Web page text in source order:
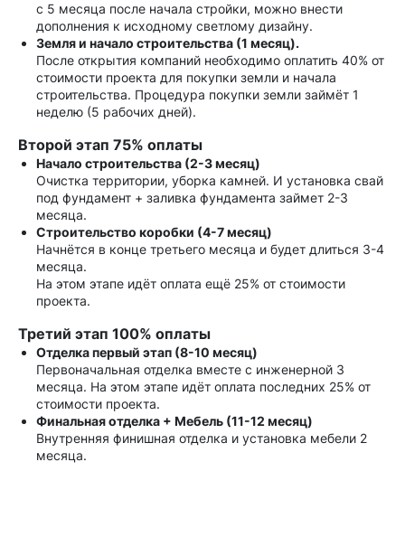
с 5 месяца после начала стройки, можно внести
дополнения к исходному светлому дизайну.
Земля и начало строительства (1 месяц).
После открытия компаний необходимо оплатить 40% от
стоимости проекта для покупки земли и начала
строительства. Процедура покупки земли займёт 1
неделю (5 рабочих дней).
Второй этап 75% оплаты
Начало строительства (2-3 месяц)
Очистка территории, уборка камней. И установка свай
под фундамент + заливка фундамента займет 2-3
месяца.
Строительство коробки (4-7 месяц)
Начнётся в конце третьего месяца и будет длиться 3-4
месяца.
На этом этапе идёт оплата ещё 25% от стоимости
проекта.
Третий этап 100% оплаты
Отделка первый этап (8-10 месяц)
Первоначальная отделка вместе с инженерной 3
месяца. На этом этапе идёт оплата последних 25% от
стоимости проекта.
Финальная отделка + Мебель (11-12 месяц)
Внутренняя финишная отделка и установка мебели 2
месяца.